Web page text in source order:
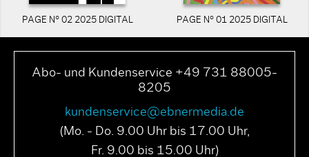
PAGE N° 02 2025 DIGITAL PAGE N° 01 2025 DIGITAL
Abo- und Kundenservice +49 731 88005-
8205
kundenservice@ebnermedia.de
(Mo. - Do. 9.00 Uhr bis 17.00 Uhr,
Fr. 9.00 bis 15.00 Uhr)